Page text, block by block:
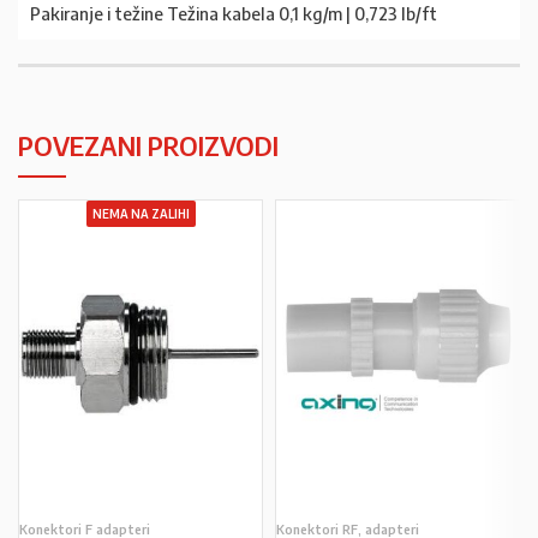
Pakiranje i težine Težina kabela 0,1 kg/m | 0,723 lb/ft
POVEZANI PROIZVODI
NEMA NA ZALIHI
Konektori F adapteri Konektori RF, adapteri